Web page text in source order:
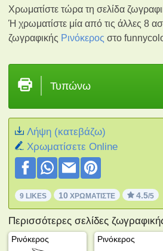
Χρωματίστε τώρα τη σελίδα
Ή χρωματίστε μία από τις άλλες 8
ζωγραφικής Ρινόκερος στο
Τυπώνω
Λήψη (κατεβάζω)
Xρωματίσετε Online
9 LIKES 10 ΧΡΩΜΑΤΊΣΤΕ 4.5/5
Περισσότερες σελίδες
Ρινόκερος Ρινόκερος